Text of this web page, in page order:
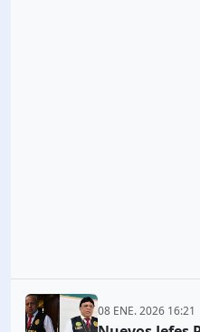
08 ENE. 2026 16:21